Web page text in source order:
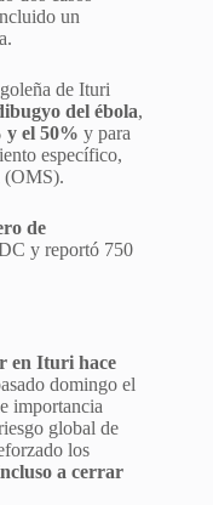
un
de Ituri
del ébola,
y el 50% y para
específico,
(OMS).
de
y reportó 750
en Ituri hace
domingo el
importancia
global de
los
a cerrar